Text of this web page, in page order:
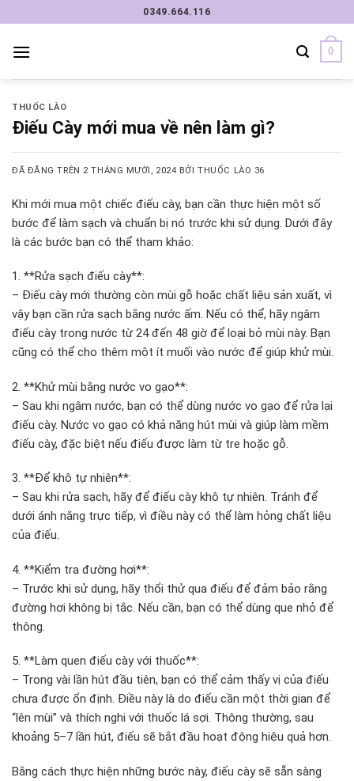
đến
nội
0349.664.116
0
THUỐC LÀO
Điếu Cày mới mua về nên làm gì?
ĐÃ ĐĂNG TRÊN 2 THÁNG MƯỜI, 2024 BỞITHUỐC LÀO 36
Khi mới mua một chiếc điếu cày, bạn cần thực hiện một số
bước để làm sạch và chuẩn bị nó trước khi sử dụng. Dưới đây
là các bước bạn có thể tham khảo:
1. **Rửa sạch điếu cày**:
– Điếu cày mới thường còn mùi gỗ hoặc chất liệu sản xuất, vì
vậy bạn cần rửa sạch bằng nước ấm. Nếu có thể, hãy ngâm
điếu cày trong nước từ 24 đến 48 giờ để loại bỏ mùi này. Bạn
cũng có thể cho thêm một ít muối vào nước để giúp khử mùi.
2. **Khử mùi bằng nước vo gạo**:
– Sau khi ngâm nước, bạn có thể dùng nước vo gạo để rửa lại
điếu cày. Nước vo gạo có khả năng hút mùi và giúp làm mềm
điếu cày, đặc biệt nếu điếu được làm từ tre hoặc gỗ.
3. **Để khô tự nhiên**:
– Sau khi rửa sạch, hãy để điếu cày khô tự nhiên. Tránh để
dưới ánh nắng trực tiếp, vì điều này có thể làm hỏng chất liệu
của điếu.
4. **Kiểm tra đường hơi**:
– Trước khi sử dụng, hãy thổi thử qua điếu để đảm bảo rằng
đường hơi không bị tắc. Nếu cần, bạn có thể dùng que nhỏ để
thông.
5. **Làm quen điếu cày với thuốc**:
– Trong vài lần hút đầu tiên, bạn có thể cảm thấy vị của điếu
chưa được ổn định. Điều này là do điếu cần một thời gian để
“lên mùi” và thích nghi với thuốc lá sợi. Thông thường, sau
khoảng 5–7 lần hút, điếu sẽ bắt đầu hoạt động hiệu quả hơn.
Bằng cách thực hiện những bước này, điếu cày sẽ sẵn sàng